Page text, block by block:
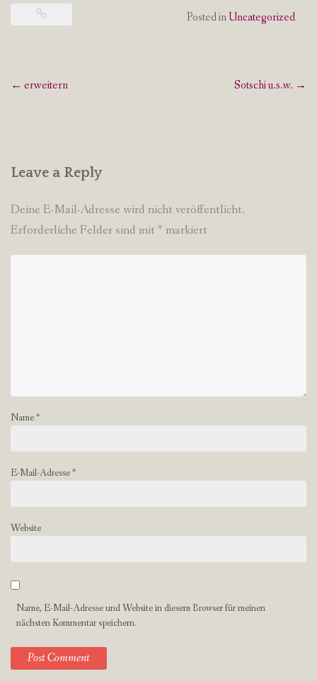
Posted inUncategorized
Post
← erweitern Sotschi u.s.w. →
Leave a Reply
Deine E-Mail-Adresse wird nicht veröffentlicht.
Erforderliche Felder sind mit * markiert
Name*
E-Mail-Adresse*
Website
Name, E-Mail-Adresse und Website in diesem Browser für meinen
nächsten Kommentar speichern.